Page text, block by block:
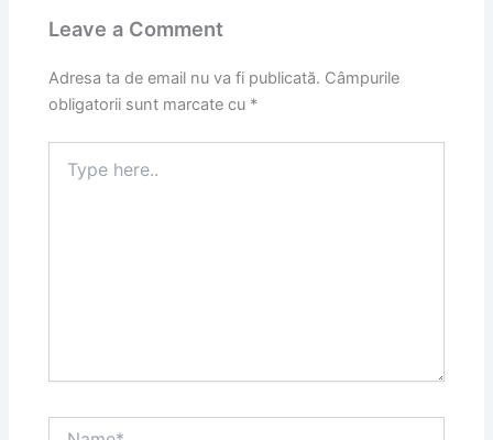
Leave a Comment
Adresa ta de email nu va fi publicată. Câmpurile
obligatorii sunt marcate cu *
here..